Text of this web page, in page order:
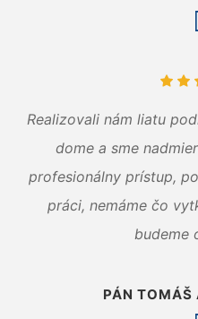
Realizovali nám liatu
dome a sme
profesionálny prístup,
práci, nemáme čo
budeme
PÁN TOMÁŠ